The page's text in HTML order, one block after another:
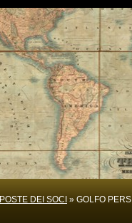
DEI SOCI » GOLFO